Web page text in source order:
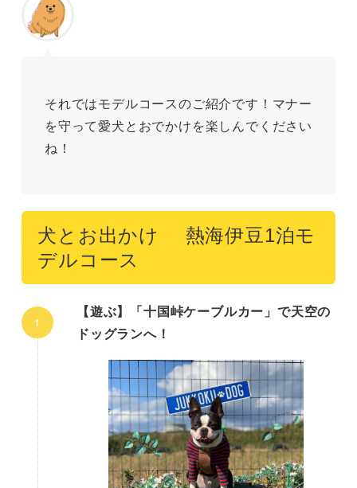
それではモデルコースのご紹介です！マナー
を守って愛犬とおでかけを楽しんでください
ね！
犬とお出かけ 熱海伊豆1泊モ
デルコース
【遊ぶ】「十国峠ケーブルカー」で天空の
ドッグランへ！